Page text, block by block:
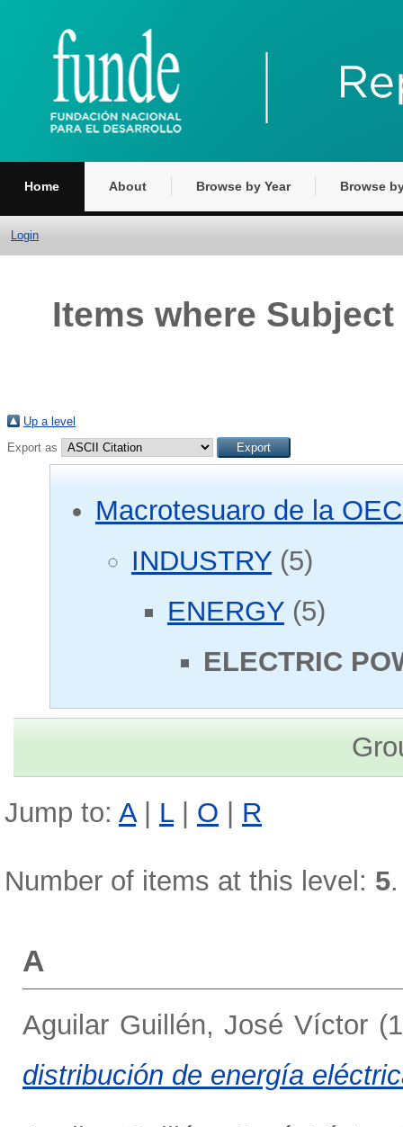
Home About Browse by Year Browse
Login
Items where Subject
Up a level
Export as
Macrotesuaro de la
INDUSTRY (5)
ENERGY (5)
ELECTRIC
Jump to: A| L| O | R
Number of items at this level: 5.
A
Aguilar Guillén, José Víctor
distribución de energía